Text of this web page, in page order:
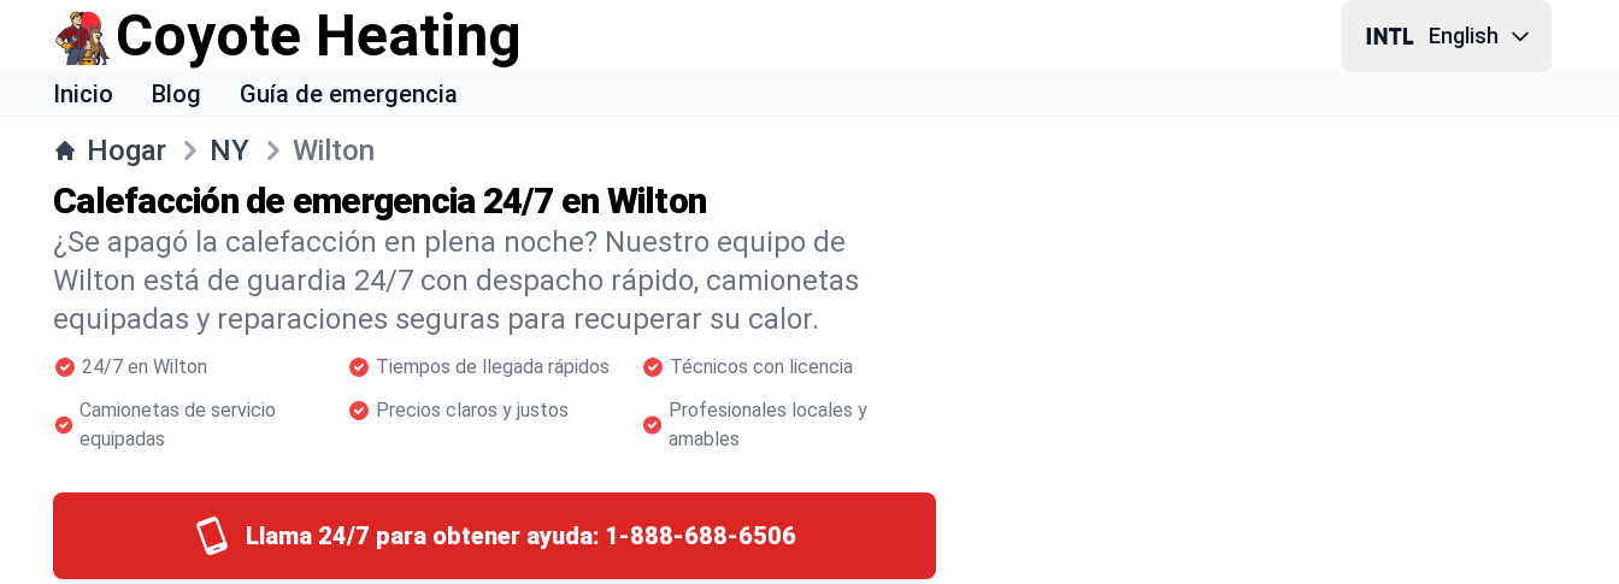
Coyote Heating English
Inicio Blog Guía de emergencia
Hogar NY Wilton
Calefacción de emergencia 24/7 en Wilton
¿Se apagó la calefacción en plena noche? Nuestro equipo de
Wilton está de guardia 24/7 con despacho rápido, camionetas
equipadas y reparaciones seguras para recuperar su calor.
24/7 en Wilton Tiempos de llegada rápidos
Técnicos con licencia
Camionetas de servicio
equipadas
Precios claros y justos
Profesionales locales y
amables
Llama 24/7 para obtener ayuda: 1-888-688-6506